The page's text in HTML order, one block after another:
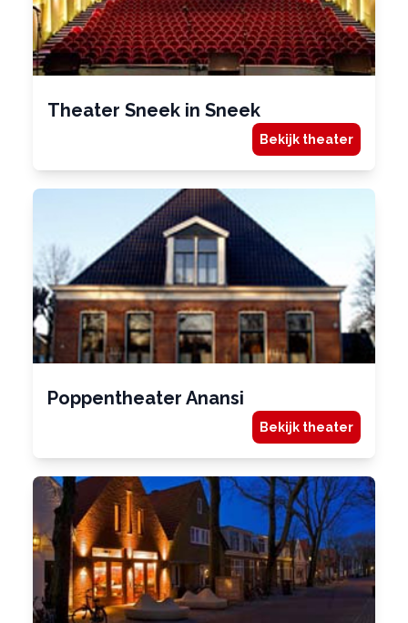
Theater Sneek in Sneek
Bekijk theater
Poppentheater Anansi
Bekijk theater